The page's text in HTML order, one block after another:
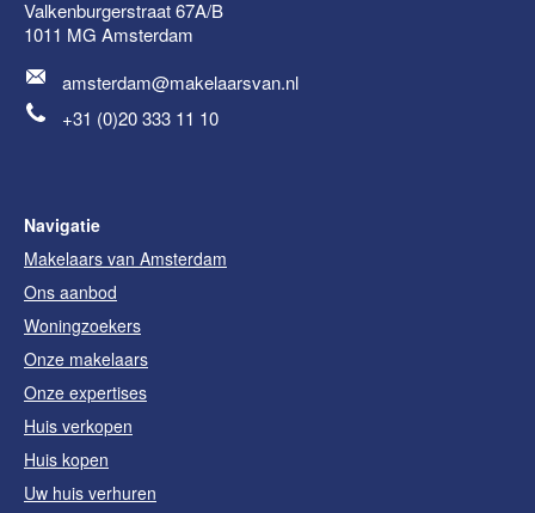
Valkenburgerstraat 67A/B
1011 MG Amsterdam
amsterdam@makelaarsvan.nl
+31 (0)20 333 11 10
Navigatie
Makelaars van Amsterdam
Ons aanbod
Woningzoekers
Onze makelaars
Onze expertises
Huis verkopen
Huis kopen
Uw huis verhuren